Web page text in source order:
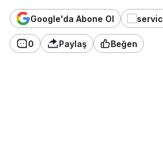
Google'da Abone Ol
0 Paylaş Beğen